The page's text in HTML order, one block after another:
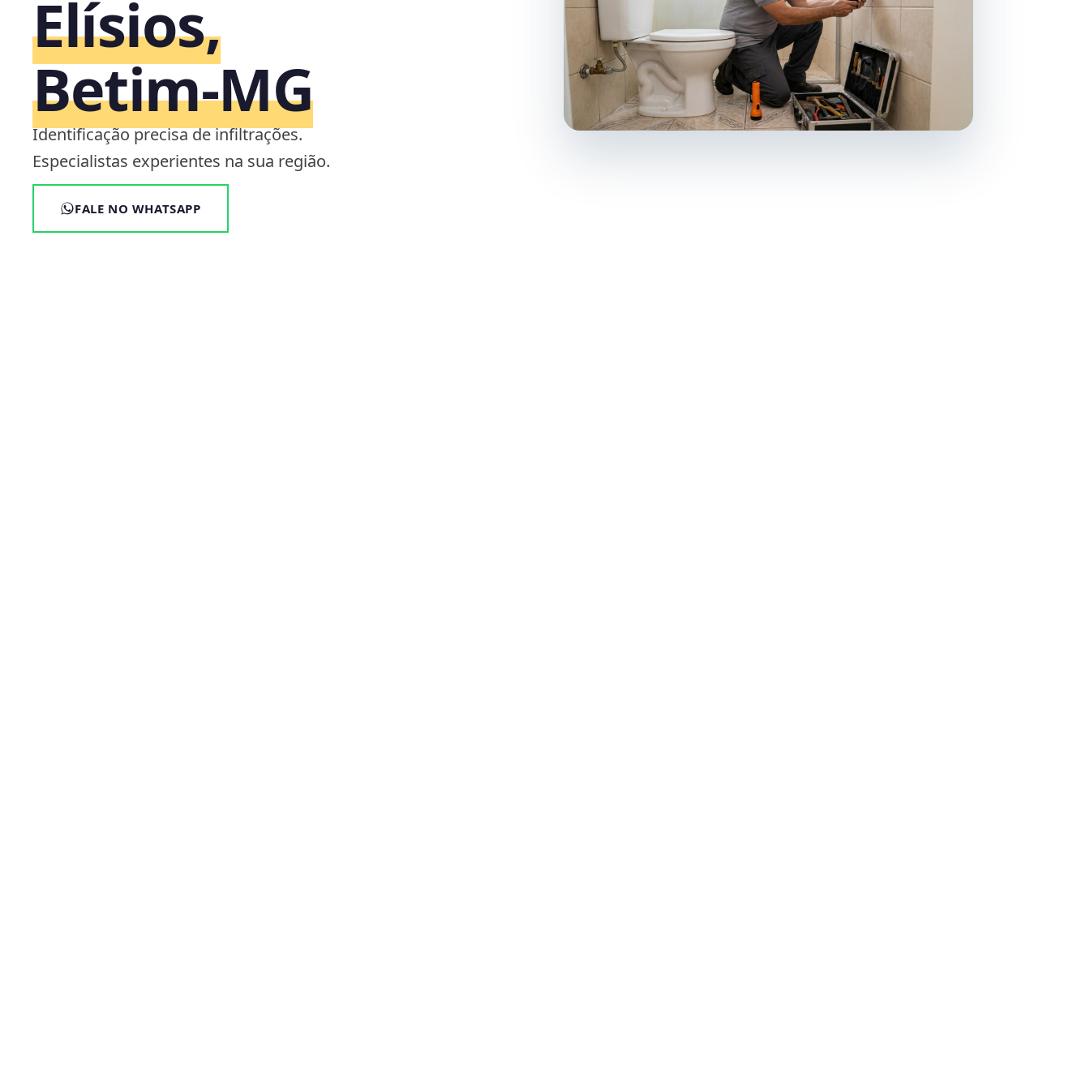
Elísios,
Betim‑MG
Identificação precisa de infiltrações.
Especialistas experientes na sua região.
FALE NO WHATSAPP